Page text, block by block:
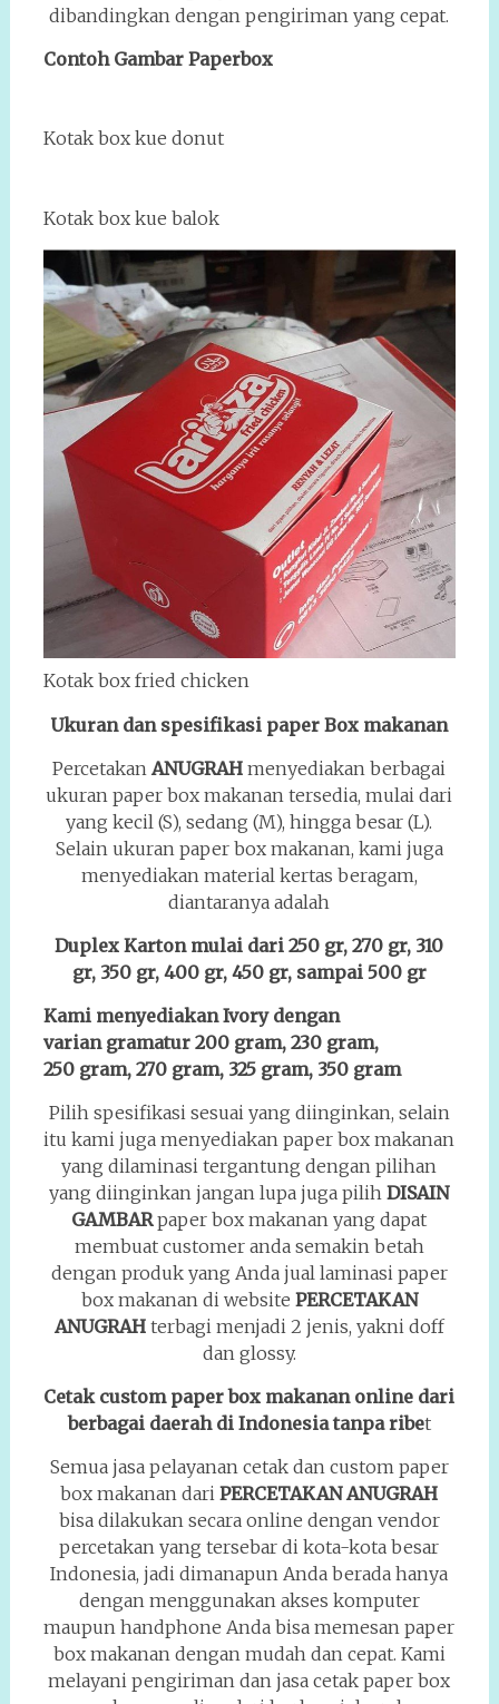
dibandingkan dengan pengiriman yang cepat.
Contoh Gambar Paperbox
Kotak box kue donut
Kotak box kue balok
Kotak box fried chicken
Ukuran dan spesifikasi paper Box makanan
PercetakanANUGRAH menyediakan berbagai
ukuran paper box makanan tersedia, mulai dari
yang kecil (S), sedang (M), hingga besar (L).
Selain ukuran paper box makanan, kami juga
menyediakan material kertas beragam,
diantaranya adalah
Duplex Karton mulai dari 250 gr, 270 gr, 310
gr, 350 gr, 400 gr, 450 gr, sampai 500 gr
Kami menyediakan Ivory dengan
varian gramatur 200 gram, 230 gram,
250 gram, 270 gram, 325 gram, 350 gram
Pilih spesifikasi sesuai yang diinginkan, selain
itu kami juga menyediakan paper box makanan
yang dilaminasi tergantung dengan pilihan
yang diinginkan jangan lupa juga pilihDISAIN
GAMBARpaper box makanan yang dapat
membuat customer anda semakin betah
dengan produk yang Anda jual laminasi paper
box makanan di website PERCETAKAN
ANUGRAHterbagi menjadi 2 jenis, yakni doff
dan glossy.
Cetak custom paper box makanan online dari
berbagai daerah di Indonesia tanpa ribet
Semua jasa pelayanan cetak dan custom paper
box makanan dariPERCETAKAN ANUGRAH
bisa dilakukan secara online dengan vendor
percetakan yang tersebar di kota-kota besar
Indonesia, jadi dimanapun Anda berada hanya
dengan menggunakan akses komputer
maupun handphone Anda bisa memesan paper
box makanan dengan mudah dan cepat. Kami
melayani pengiriman dan jasa cetak paper box